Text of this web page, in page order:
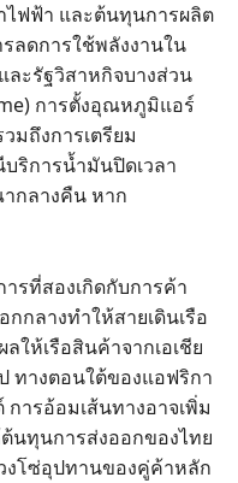
ฟฟ้า และต้นทุนการผลิต
ลดการใช้พลังงานใน
ละรัฐวิสาหกิจบางส่วน
การตั้งอุณหภูมิแอร์
มถึงการเตรียม
ริการน้ำมันปิดเวลา
กลางคืน หาก
งเกิดกับการค้า
กลางทำให้สายเดินเรือ
ให้เรือสินค้าจากเอเชีย
ทางตอนใต้ของแอฟริกา
ารอ้อมเส้นทางอาจเพิ่ม
ต้นทุนการส่งออกของไทย
งโซ่อุปทานของคู่ค้าหลัก